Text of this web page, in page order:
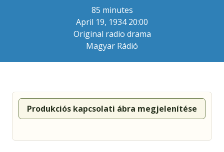
85 minutes
April 19, 1934 20:00
Original radio drama
Magyar Rádió
Produkciós kapcsolati ábra megjelenítése